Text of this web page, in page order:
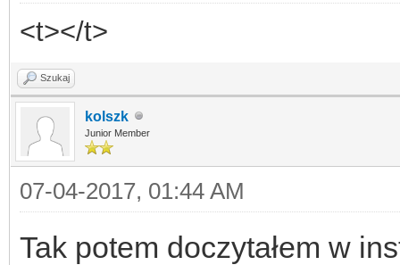
<t></t>
Szukaj
kolszk
Junior Member
07-04-2017, 01:44 AM
Tak potem doczytałem w